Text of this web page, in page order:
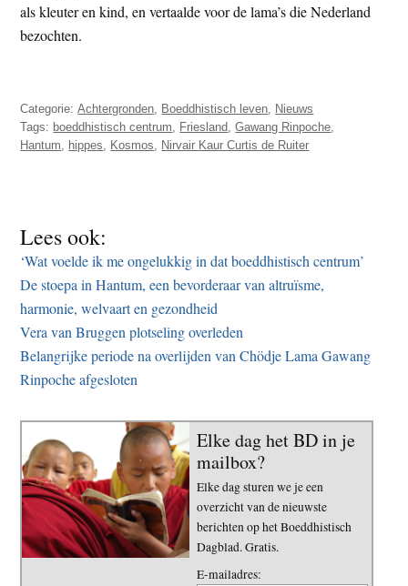
als kleuter en kind, en vertaalde voor de lama’s die Nederland
bezochten.
Categorie:Achtergronden Boeddhistisch leven Nieuws
Tags: boeddhistisch centrum Friesland ,Gawang Rinpoche
Hantum
hippes Kosmos Nirvair Kaur Curtis de Ruiter
Lees ook:
‘Wat voelde ik me ongelukkig in dat boeddhistisch centrum’
De stoepa in Hantum, een bevorderaar van altruïsme,
harmonie, welvaart en gezondheid
Vera van Bruggen plotseling overleden
Belangrijke periode na overlijden van Chödje Lama Gawang
Rinpoche afgesloten
Elke dag het BD in je
mailbox?
Elke dag sturen we je een
overzicht van de nieuwste
berichten op het Boeddhistisch
Dagblad. Gratis.
E-mailadres: